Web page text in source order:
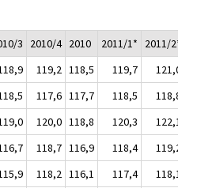
3 2010/4 2010 2011/1* 2011/2*
119,2 118,5 119,7
121,0
117,6 117,7 118,5
118,8
120,0 118,8 120,3
122,1
118,7 116,9 118,4
119,2
118,2 116,1 117,4
118,1